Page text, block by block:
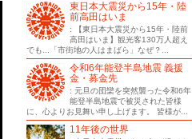
東日本大震災から15年・陸
前高田はいま
: 【東日本大震災から15年・陸前
高田はいま】観光客130万人超え
でも...「市街地の人はまばら」なぜ？...
令和6年能登半島地震 義援
金・募金先
: 元旦の団欒を突然襲った令和6年
能登半島地震で被災された皆様
に、心よりお見舞い申し上げます。 皆様が...
11年後の世界